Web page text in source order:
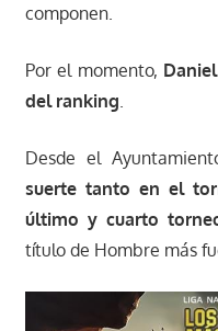
componen.
Por el momento,
del ranking
Desde el
suerte tanto en el
último y cuarto
título de Hombre más